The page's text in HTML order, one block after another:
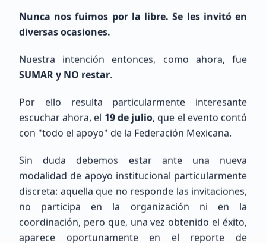
Pedro Basañez De La Torre
Sin Indicativo
Principiante (SWL / Aspirante)
México, Estado de México, Naucalpan de Juárez
Gabriel Rosas
Nunca nos fuimos por la libre. Se les invitó en
diversas ocasiones.
Nuestra intención entonces, como ahora, fue
SUMAR y NO restar.
Por ello resulta particularmente interesante
escuchar ahora, el 19 de julio, que el evento contó
con "todo el apoyo" de la Federación Mexicana.
Sin duda debemos estar ante una nueva
modalidad de apoyo institucional particularmente
discreta: aquella que no responde las invitaciones,
no participa en la organización ni en la
coordinación, pero que, una vez obtenido el éxito,
aparece oportunamente en el reporte de